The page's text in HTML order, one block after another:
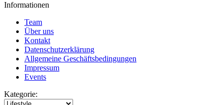
Informationen
Team
Über uns
Kontakt
Datenschutzerklärung
Allgemeine Geschäftsbedingungen
Impressum
Events
Kategorie: